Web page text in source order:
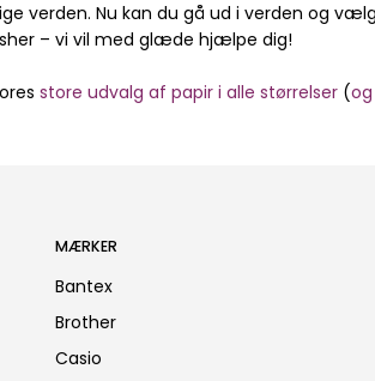
verden. Nu kan du gå ud i verden og
– vi vil med glæde hjælpe dig!
store udvalg af papir i alle størrelser (
MÆRKER
Bantex
Brother
Casio